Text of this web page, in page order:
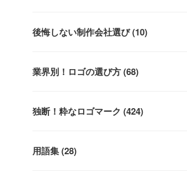
後悔しない制作会社選び (10)
業界別！ロゴの選び方 (68)
独断！粋なロゴマーク (424)
用語集 (28)